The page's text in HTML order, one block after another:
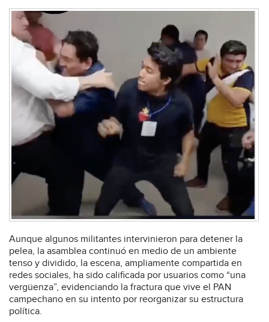
Aunque algunos militantes intervinieron para detener la
pelea, la asamblea continuó en medio de un ambiente
tenso y dividido, la escena, ampliamente compartida en
redes sociales, ha sido calificada por usuarios como “una
vergüenza”, evidenciando la fractura que vive el PAN
campechano en su intento por reorganizar su estructura
política.